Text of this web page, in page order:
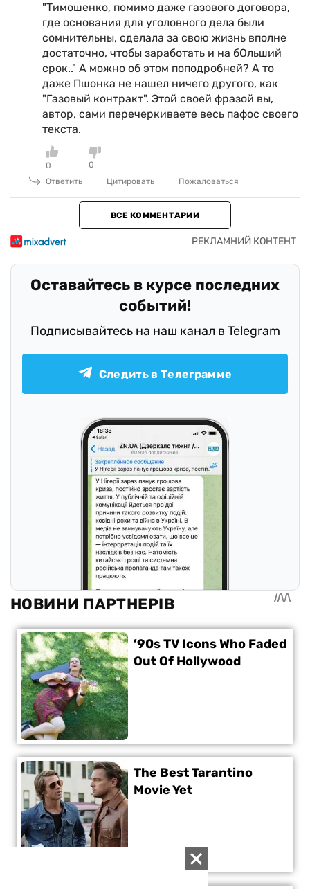
"Тимошенко, помимо даже газового договора,
где основания для уголовного дела были
сомнительны, сделала за свою жизнь вполне
достаточно, чтобы заработать и на бОльший
срок.." А можно об этом поподробней? А то
даже Пшонка не нашел ничего другого, как
"Газовый контракт". Этой своей фразой вы,
автор, сами перечеркиваете весь пафос своего
текста.
0
0
Ответить
Цитировать Пожаловаться
ВСЕ КОММЕНТАРИИ
Оставайтесь в курсе последних
событий!
Подписывайтесь на наш канал в Telegram
Следить в Телеграмме